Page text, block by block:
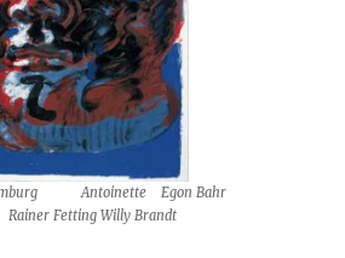
Antoinette Egon Bahr
Fetting Willy Brandt